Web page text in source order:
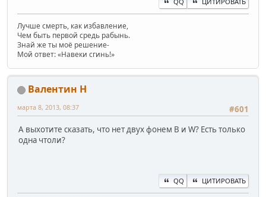
Лучше смерть, как избавление,
Чем быть первой средь рабынь.
Знай же ты моё решение-
Мой ответ: «Навеки сгинь!»
Валентин Н
#601
марта 8, 2013, 08:37
А выхотите сказать, что нет двух фонем В и W? Есть только
одна чтоли?
QQ ЦИТИРОВАТЬ